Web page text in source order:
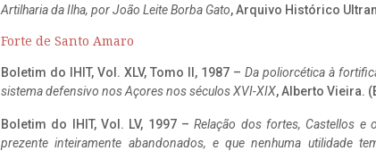
Artilharia da Ilha, por João Leite Borba Gato, Arquivo Histórico
Forte de Santo Amaro
Boletim do IHIT, Vol. XLV, Tomo II, 1987 – Da poliorcética à
sistema defensivo nos Açores nos séculos XVI-XIX, Alberto Vieira.
Boletim do IHIT, Vol. LV, 1997 –Relação dos fortes, Castellos e
prezente inteiramente abandonados, e que nenhuma utilidade